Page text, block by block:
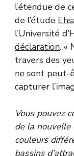
l’étendue de
de l’étude
l’Université
déclaration. «
travers des
ne sont peut-
capturer
Vous pouvez
de la nouvelle
couleurs
bassins